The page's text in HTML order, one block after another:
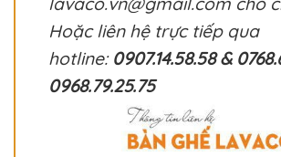
Hoặc liên hệ trực tiếp qua
hotline: 0907.14.58.58 &
0968.79.25.75